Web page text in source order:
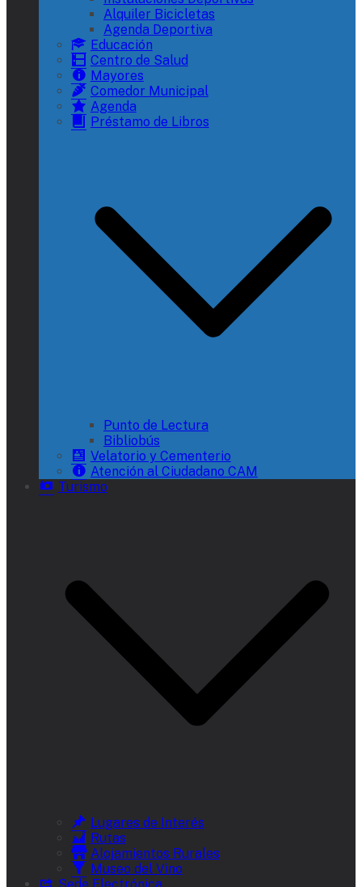
Alquiler Bicicletas
Agenda Deportiva
Educación
Centro de Salud
Mayores
Comedor Municipal
Agenda
Préstamo de Libros
Punto de Lectura
Bibliobús
Velatorio y Cementerio
Atención al Ciudadano CAM
Turismo
Lugares de Interés
Rutas
Alojamientos Rurales
Museo del Vino